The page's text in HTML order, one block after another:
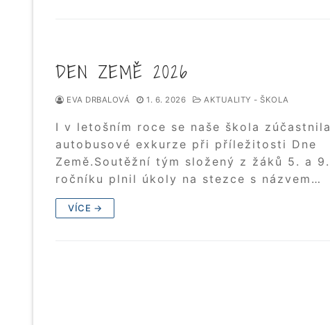
DEN ZEMĚ 2026
EVA DRBALOVÁ 1. 6. 2026 AKTUALITY - ŠKOLA
I v letošním roce se naše škola zúčastnila
autobusové exkurze při příležitosti Dne
Země.Soutěžní tým složený z žáků 5. a 9.
ročníku plnil úkoly na stezce s názvem…
VÍCE →